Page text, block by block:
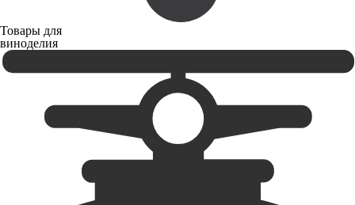
Товары для
виноделия